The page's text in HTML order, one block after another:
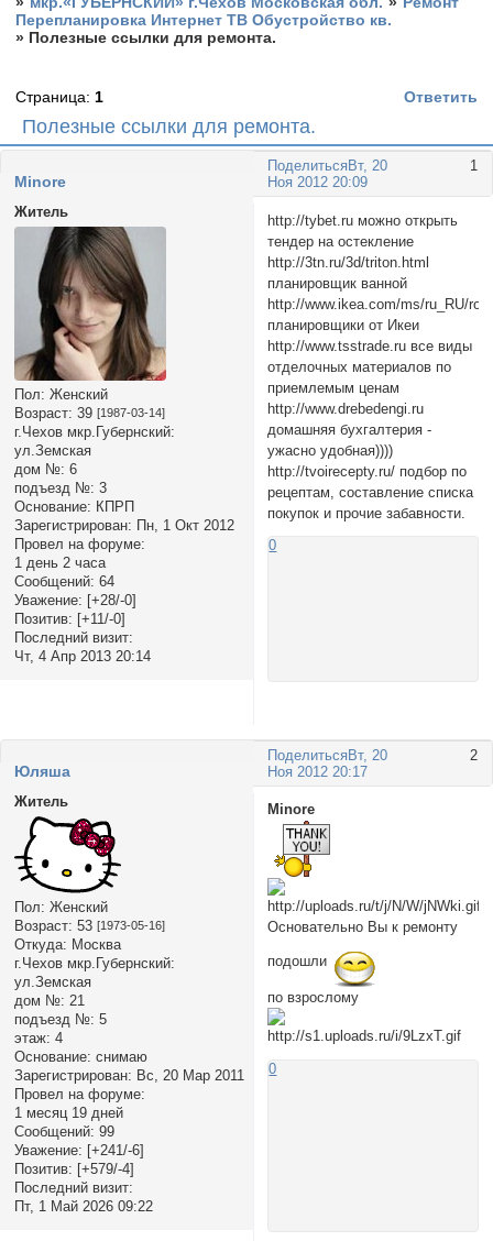
Перепланировка Интернет ТВ Обустройство кв.
» Полезные ссылки для ремонта.
Полезные ссылки для ремонта.
Страница: 1 Ответить
Поделиться 1
Вт, 20
Ноя 2012 20:09
Minore
Житель
Пол: Женский
Возраст: 39 [1987-03-14]
г.Чехов мкр.Губернский:
ул.Земская
дом №: 6
подъезд №: 3
Основание: КПРП
Зарегистрирован: Пн, 1 Окт 2012
Провел на форуме:
1 день 2 часа
Сообщений: 64
Уважение: [+28/-0]
Позитив: [+11/-0]
Последний визит:
Чт, 4 Апр 2013 20:14
http://tybet.ru можно открыть
тендер на остекление
http://3tn.ru/3d/triton.html
планировщик ванной
http://www.ikea.com/ms/ru_RU/
планировщики от Икеи
http://www.tsstrade.ru все виды
отделочных материалов по
приемлемым ценам
http://www.drebedengi.ru
домашняя бухгалтерия -
ужасно удобная))))
http://tvoirecepty.ru/ подбор по
рецептам, составление списка
покупок и прочие забавности.
0
Поделиться 2
Вт, 20
Ноя 2012 20:17
Юляша
Житель
Пол: Женский
Возраст: 53 [1973-05-16]
Откуда: Москва
г.Чехов мкр.Губернский:
ул.Земская
дом №: 21
подъезд №: 5
этаж: 4
Основание: снимаю
Зарегистрирован: Вс, 20 Мар 2011
Провел на форуме:
1 месяц 19 дней
Сообщений: 99
Уважение: [+241/-6]
Позитив: [+579/-4]
Последний визит:
Пт, 1 Май 2026 09:22
Minore
Основательно Вы к ремонту
подошли
по взрослому
0